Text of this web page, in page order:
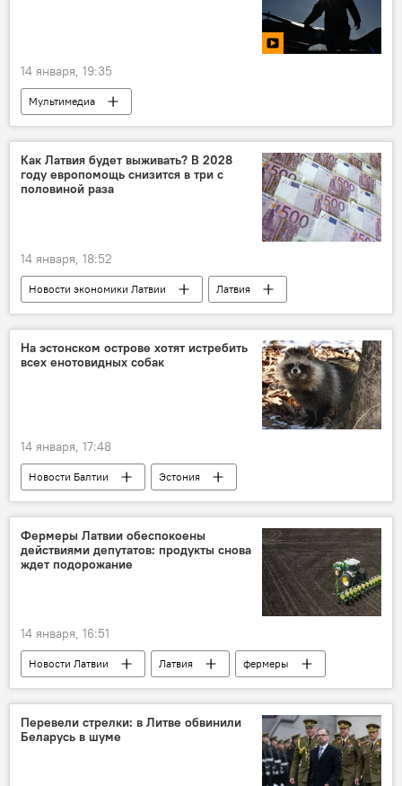
14 января, 19:35
Мультимедиа
Операция по демилитаризации Украины
Россия
военная операция
военная техника
военнослужащие
Как Латвия будет выживать? В 2028
году европомощь снизится в три с
половиной раза
14 января, 18:52
Новости экономики Латвии
Латвия
Европа
еврофонды
На эстонском острове хотят истребить
всех енотовидных собак
14 января, 17:48
Новости Балтии
Эстония
В мире животных
Фермеры Латвии обеспокоены
действиями депутатов: продукты снова
ждет подорожание
14 января, 16:51
Новости Латвии Латвия фермеры
Перевели стрелки: в Литве обвинили
Беларусь в шуме